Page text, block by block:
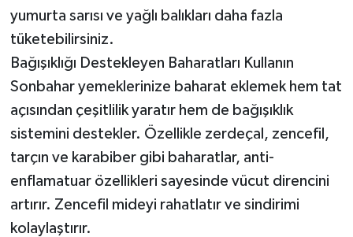
yumurta sarısı ve yağlı balıkları daha fazla
tüketebilirsiniz.
Bağışıklığı Destekleyen Baharatları Kullanın
Sonbahar yemeklerinize baharat eklemek hem tat
açısından çeşitlilik yaratır hem de bağışıklık
sistemini destekler. Özellikle zerdeçal, zencefil,
tarçın ve karabiber gibi baharatlar, anti-
enflamatuar özellikleri sayesinde vücut direncini
artırır. Zencefil mideyi rahatlatır ve sindirimi
kolaylaştırır.